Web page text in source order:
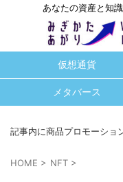
あなたの資産と知
仮想通貨
メタバース
記事内に商品プロモーショ
HOME > NFT >